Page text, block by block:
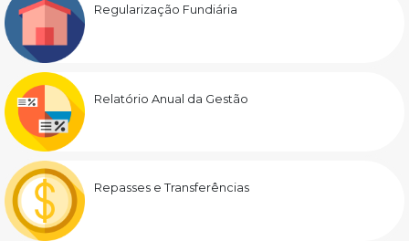
Regularização Fundiária
Relatório Anual da Gestão
Repasses e Transferências